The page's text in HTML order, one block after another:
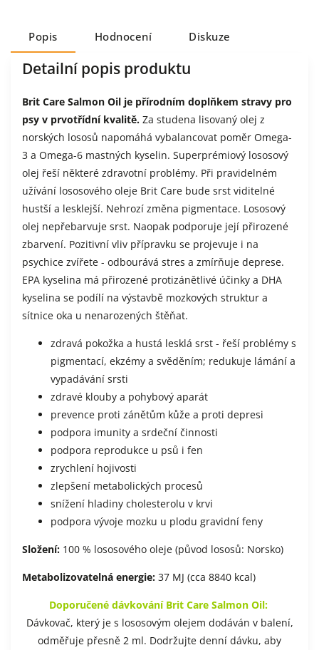
Popis Hodnocení Diskuze
Detailní popis produktu
Brit Care Salmon Oil je přírodním doplňkem stravy pro
psy v prvotřídní kvalitě. Za studena lisovaný olej z
norských lososů napomáhá vybalancovat poměr Omega-
3 a Omega-6 mastných kyselin. Superprémiový lososový
olej řeší některé zdravotní problémy. Při pravidelném
užívání lososového oleje Brit Care bude srst viditelné
hustší a lesklejší. Nehrozí změna pigmentace. Lososový
olej nepřebarvuje srst. Naopak podporuje její přirozené
zbarvení. Pozitivní vliv přípravku se projevuje i na
psychice zvířete - odbourává stres a zmírňuje deprese.
EPA kyselina má přirozené protizánětlivé účinky a DHA
kyselina se podílí na výstavbě mozkových struktur a
sítnice oka u nenarozených štěňat.
zdravá pokožka a hustá lesklá srst - řeší problémy s
pigmentací, ekzémy a svěděním; redukuje lámání a
vypadávání srsti
zdravé klouby a pohybový aparát
prevence proti zánětům kůže a proti depresi
podpora imunity a srdeční činnosti
podpora reprodukce u psů i fen
zrychlení hojivosti
zlepšení metabolických procesů
snížení hladiny cholesterolu v krvi
podpora vývoje mozku u plodu gravidní feny
Složení: 100 % lososového oleje (původ lososů: Norsko)
Metabolizovatelná energie: 37 MJ (cca 8840 kcal)
Doporučené dávkování Brit Care Salmon Oil:
Dávkovač, který je s lososovým olejem dodáván v balení,
odměřuje přesně 2 ml. Dodržujte denní dávku, aby